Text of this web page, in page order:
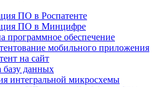
ПО в Роспатенте
ПО в Минцифре
программное обеспечение
мобильного приложения
на сайт
базу данных
интегральной микросхемы